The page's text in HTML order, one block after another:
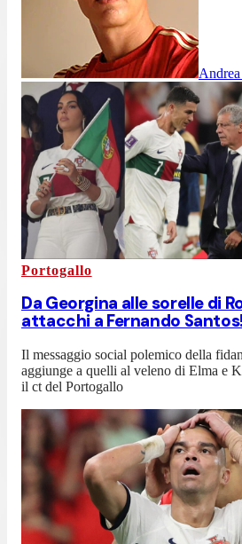
Portogallo
Da Georgina alle sorelle di
attacchi a Fernando Santos!
Il messaggio social polemico della
aggiunge a quelli al veleno di Elma e
il ct del Portogallo